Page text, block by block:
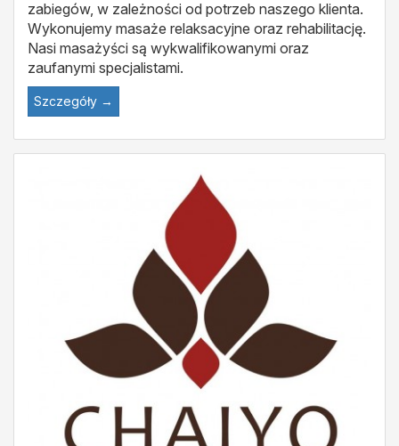
zabiegów, w zależności od potrzeb naszego klienta.
Wykonujemy masaże relaksacyjne oraz rehabilitację.
Nasi masażyści są wykwalifikowanymi oraz
zaufanymi specjalistami.
Szczegóły →